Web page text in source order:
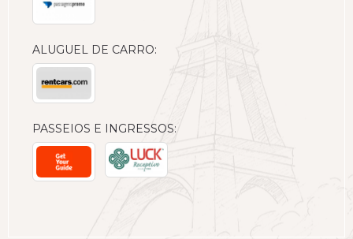
ALUGUEL DE CARRO:
PASSEIOS E INGRESSOS: